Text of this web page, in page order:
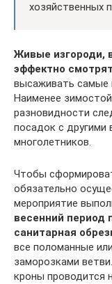
хозяйственных
Живые изгороди,
эффектно
высаживать самые
Наименее
разновидности
посадок с другими
многолетников.
Чтобы
обязательно
мероприятие
весенний период
санитарная
все поломанные
заморозками
кроны проводится